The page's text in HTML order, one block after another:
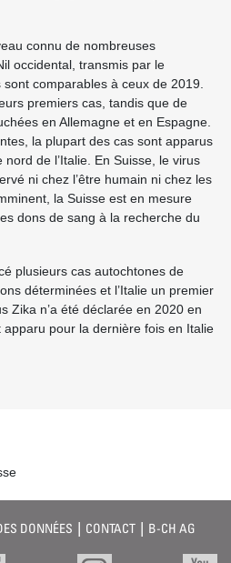
connu de nombreuses
occidental, transmis par le
comparables à ceux de 2019.
premiers cas, tandis que de
en Allemagne et en Espagne.
la plupart des cas sont apparus
nord de l’Italie. En Suisse, le virus
ni chez l’être humain ni chez les
la Suisse est en mesure
dons de sang à la recherche du
plusieurs cas autochtones de
déterminées et l’Italie un premier
Zika n’a été déclarée en 2020 en
pour la dernière fois en Italie
DONNÉES CONTACT B-CH AG